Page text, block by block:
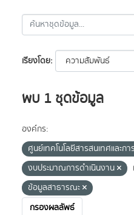
เรียงโดย
พบ 1 ชุดข้อมูล
องค์กร:
ศูนย์เทคโนโลยีสารสนเทศและก
งบประมาณการดำเนินงาน
ข้อมูลสาธารณะ
กรองผลลัพธ์